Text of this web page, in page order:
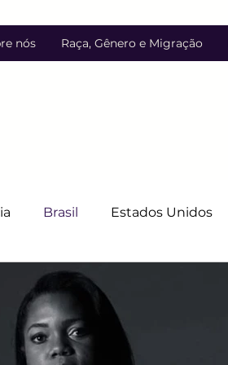
nós Raça, Gênero e Migração
Brasil Estados Unidos
Humanos
Discriminação